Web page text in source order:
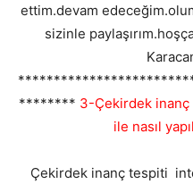
ettim.devam
sizinle
******** 3-Çekirdek inanç
ile nasıl
Çekirdek inanç tespiti